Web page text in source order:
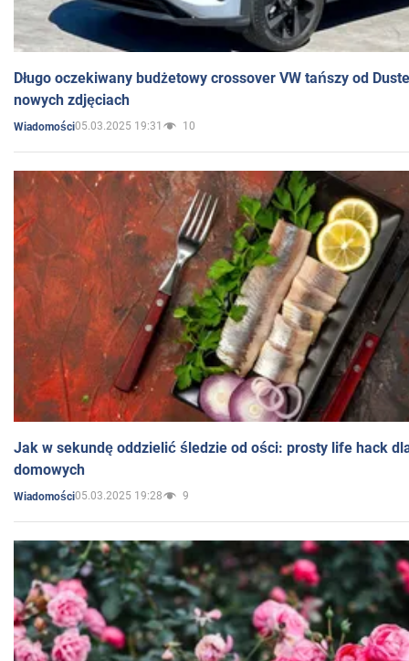
Długo oczekiwany budżetowy crossover VW tańszy od
nowych zdjęciach
Wiadomości05.03.2025 19:31 10
Jak w sekundę oddzielić śledzie od ości: prosty life hack
domowych
Wiadomości05.03.2025 19:28 9